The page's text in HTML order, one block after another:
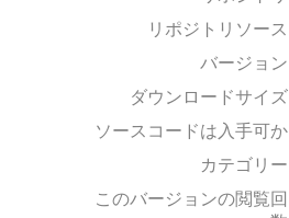
リポジトリソース
バージョン
ダウンロードサイズ
ソースコードは入手可か
カテゴリー
このバージョンの閲覧回